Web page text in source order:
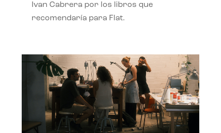
Ivan Cabrera por los libros que
recomendaría para Flat.